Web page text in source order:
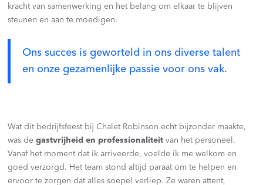
kracht van samenwerking en het belang om elkaar te blijven
steunen en aan te moedigen.
Ons succes is geworteld in ons diverse talent
en onze gezamenlijke passie voor ons vak.
Wat dit bedrijfsfeest bij Chalet Robinson echt bijzonder maakte,
was degastvrijheid en professionaliteit van het personeel.
Vanaf het moment dat ik arriveerde, voelde ik me welkom en
goed verzorgd. Het team stond altijd paraat om te helpen en
ervoor te zorgen dat alles soepel verliep. Ze waren attent,